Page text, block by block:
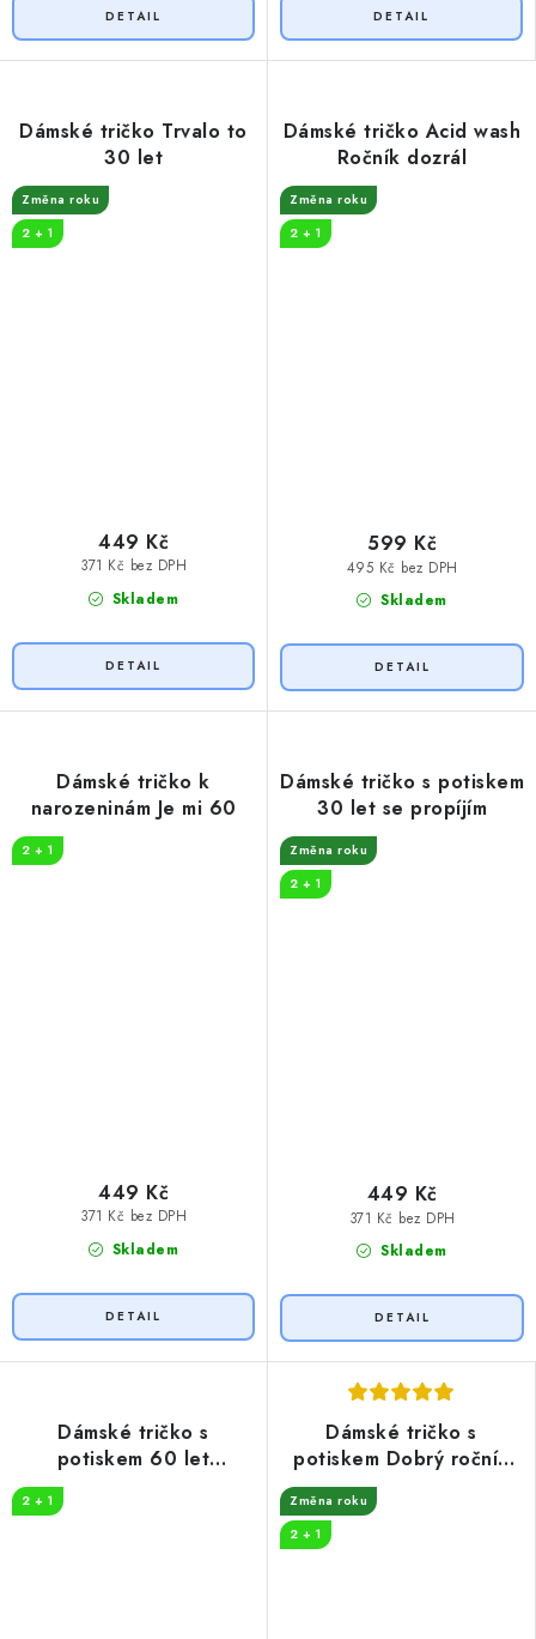
Dámské tričko Trvalo to
30 let
Změna roku
2 + 1
Skladem
371 Kč bez DPH
449 Kč
Dámské tričko Acid wash
Ročník dozrál
Změna roku
2 + 1
Skladem
495 Kč bez DPH
599 Kč
Dámské tričko k
narozeninám Je mi 60
2 + 1
Skladem
371 Kč bez DPH
449 Kč
Dámské tričko s potiskem
30 let se propíjím
Změna roku
2 + 1
Skladem
371 Kč bez DPH
449 Kč
Dámské tričko s
potiskem 60 let
2 + 1
Dámské tričko s
potiskem Dobrý ročník
Změna roku
2 + 1